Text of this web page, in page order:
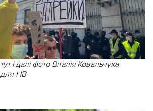
тут і далі фото Віталія Ковальчука
для НВ